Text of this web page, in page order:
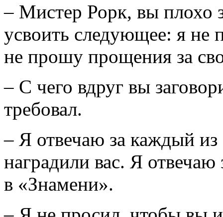
– Мистер Рорк, вы плохо
усвоить следующее: я не
не прошу прощения за
– С чего вдруг вы
требовал.
– Я отвечаю за каждый
наградили вас. Я отвечаю
в «Знамени».